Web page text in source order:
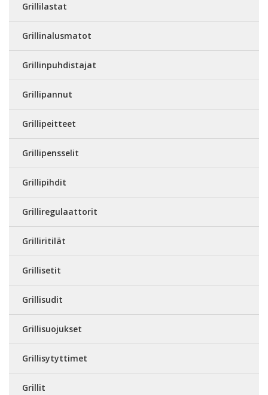
Grillilastat
Grillinalusmatot
Grillinpuhdistajat
Grillipannut
Grillipeitteet
Grillipensselit
Grillipihdit
Grilliregulaattorit
Grilliritilät
Grillisetit
Grillisudit
Grillisuojukset
Grillisytyttimet
Grillit